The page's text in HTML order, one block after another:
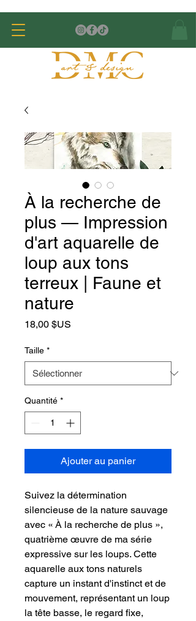
À la recherche de
plus — Impression
d'art aquarelle de
loup aux tons
terreux | Faune et
nature
18,00 $US
Taille *
Quantité *
Ajouter au panier
Suivez la détermination
silencieuse de la nature sauvage
avec « À la recherche de plus »,
quatrième œuvre de ma série
expressive sur les loups. Cette
aquarelle aux tons naturels
capture un instant d'instinct et de
mouvement, représentant un loup
la tête basse, le regard fixe,